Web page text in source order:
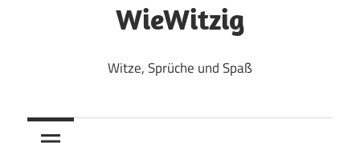
WieWitzig
Witze, Sprüche und Spaß